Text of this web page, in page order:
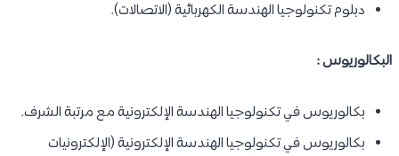
دبلوم تكنولوجيا الهندسة الكهربائية (الاتصالات).
البكالوريوس :
بكالوريوس في تكنولوجيا الهندسة الإلكترونية مع مرتبة الشرف.
بكالوريوس في تكنولوجيا الهندسة الإلكترونية (الإلكترونيات